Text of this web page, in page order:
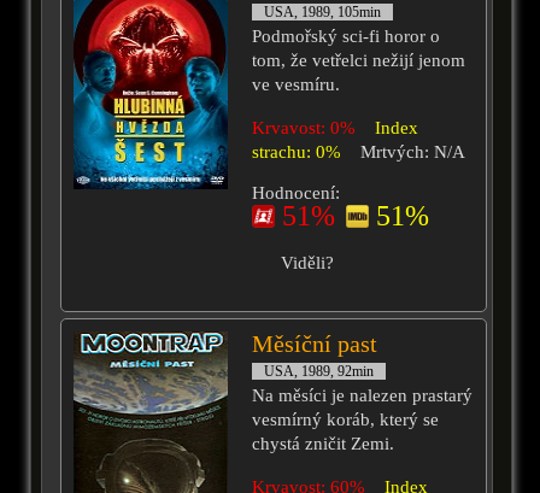
USA, 1989, 105min
Podmořský sci-fi horor o
tom, že vetřelci nežijí jenom
ve vesmíru.
Krvavost: 0%
Index
strachu: 0%
Mrtvých: N/A
Hodnocení:
51% 51%
Viděli?
Měsíční past
USA, 1989, 92min
Na měsíci je nalezen prastarý
vesmírný koráb, který se
chystá zničit Zemi.
Krvavost: 60%
Index